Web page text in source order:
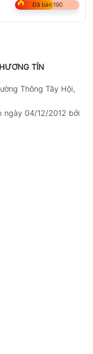
Đã bán 190
TÍN
Thông Tây Hội,
ngày 04/12/2012 bởi